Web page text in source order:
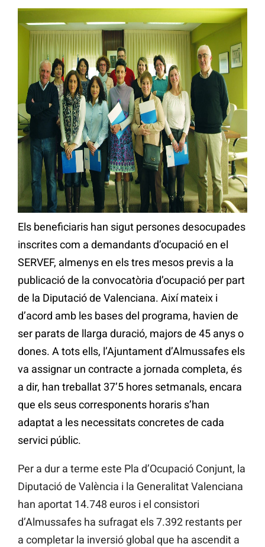
Els beneficiaris han sigut persones desocupades
inscrites com a demandants d’ocupació en el
SERVEF, almenys en els tres mesos previs a la
publicació de la convocatòria d’ocupació per part
de la Diputació de Valenciana. Així mateix i
d’acord amb les bases del programa, havien de
ser parats de llarga duració, majors de 45 anys o
dones. A tots ells, l’Ajuntament d’Almussafes els
va assignar un contracte a jornada completa, és
a dir, han treballat 37’5 hores setmanals, encara
que els seus corresponents horaris s’han
adaptat a les necessitats concretes de cada
servici públic.
Per a dur a terme este Pla d’Ocupació Conjunt, la
Diputació de València i la Generalitat Valenciana
han aportat 14.748 euros i el consistori
d’Almussafes ha sufragat els 7.392 restants per
a completar la inversió global que ha ascendit a